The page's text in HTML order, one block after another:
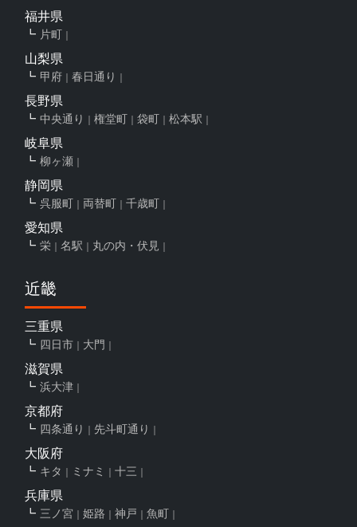
福井県
片町
山梨県
甲府 春日通り
長野県
中央通り 権堂町 袋町 松本駅
岐阜県
柳ヶ瀬
静岡県
呉服町 両替町 千歳町
愛知県
栄 名駅 丸の内・伏見
近畿
三重県
四日市 大門
滋賀県
浜大津
京都府
四条通り 先斗町通り
大阪府
キタ ミナミ 十三
兵庫県
三ノ宮 姫路 神戸 魚町